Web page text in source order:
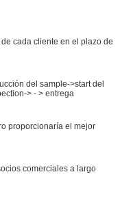
cada cliente en el plazo de
del sample->start del
> - > entrega
proporcionaría el mejor
comerciales a largo